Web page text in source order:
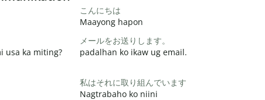
こんにちは
Maayong hapon
usa ka miting?
メールをお送りします。
padalhan ko ikaw ug email.
私はそれに取り組んでいます
Nagtrabaho ko niini